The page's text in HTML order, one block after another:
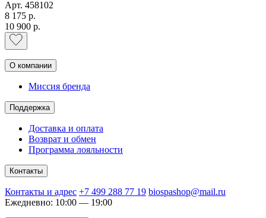
Арт. 458102
8 175 р.
10 900 р.
О компании
Миссия бренда
Поддержка
Доставка и оплата
Возврат и обмен
Программа лояльности
Контакты
Контакты и адрес +7 499 288 77 19 biospashop@mail.ru
Ежедневно: 10:00 — 19:00